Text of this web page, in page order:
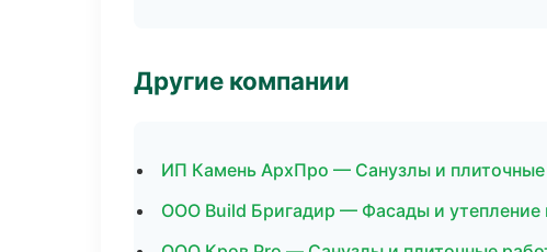
Другие компании
ИП Камень АрхПро — Санузлы и
ООО Build Бригадир — Фасады и утепление